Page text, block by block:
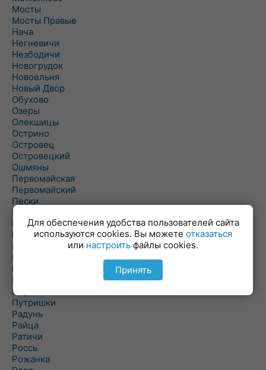
Мосты
Мосты Правые
Нача
Негневичи
Незбодичи
Новогрудок
Новоельня
Новый Двор
Обухово
Озеры
Олекшицы
Острино
Островец
Островецкий
Ошмяны
Первомайская
Первомайский
Пески
Петревичи
Погородно
Пограничный
Подлабенье
Подольцы
Подороск
Поречье
Порозово
Путришки
Радунь
Райца
Ратичи
Роcсь
Рожанка
Для обеспечения удобства пользователей сайта
используются cookies. Вы можете отказаться
или настроить файлы cookies.
Принять